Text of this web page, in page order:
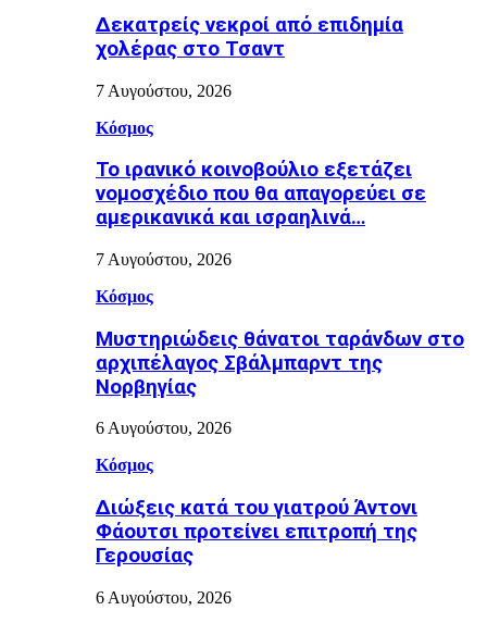
Δεκατρείς νεκροί από επιδημία
χολέρας στο Τσαντ
7 Αυγούστου, 2026
Κόσμος
Το ιρανικό κοινοβούλιο εξετάζει
νομοσχέδιο που θα απαγορεύει σε
αμερικανικά και ισραηλινά…
7 Αυγούστου, 2026
Κόσμος
Μυστηριώδεις θάνατοι ταράνδων στο
αρχιπέλαγος Σβάλμπαρντ της
Νορβηγίας
6 Αυγούστου, 2026
Κόσμος
Διώξεις κατά του γιατρού Άντονι
Φάουτσι προτείνει επιτροπή της
Γερουσίας
6 Αυγούστου, 2026